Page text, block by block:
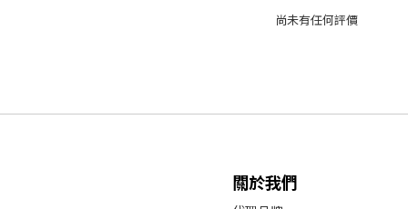
尚未有任何評價
關於我們